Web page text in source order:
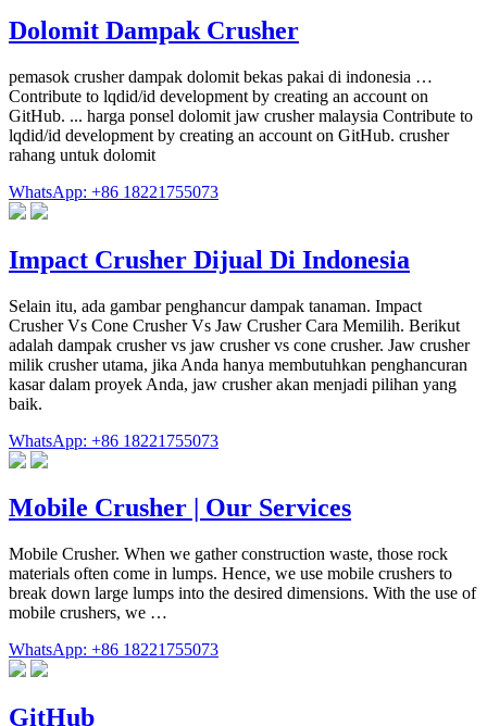
Dolomit Dampak Crusher
pemasok crusher dampak dolomit bekas pakai di indonesia …
Contribute to lqdid/id development by creating an account on
GitHub. ... harga ponsel dolomit jaw crusher malaysia Contribute to
lqdid/id development by creating an account on GitHub. crusher
rahang untuk dolomit
WhatsApp: +86 18221755073
Impact Crusher Dijual Di Indonesia
Selain itu, ada gambar penghancur dampak tanaman. Impact
Crusher Vs Cone Crusher Vs Jaw Crusher Cara Memilih. Berikut
adalah dampak crusher vs jaw crusher vs cone crusher. Jaw crusher
milik crusher utama, jika Anda hanya membutuhkan penghancuran
kasar dalam proyek Anda, jaw crusher akan menjadi pilihan yang
baik.
WhatsApp: +86 18221755073
Mobile Crusher | Our Services
Mobile Crusher. When we gather construction waste, those rock
materials often come in lumps. Hence, we use mobile crushers to
break down large lumps into the desired dimensions. With the use of
mobile crushers, we …
WhatsApp: +86 18221755073
GitHub